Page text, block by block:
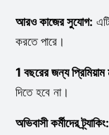
আরও কাজের সুযোগ:
করতে পারে।
1 বছরের জন্য
দিতে হবে না।
অভিবাসী কর্মীদের ট্র্যাকিং: